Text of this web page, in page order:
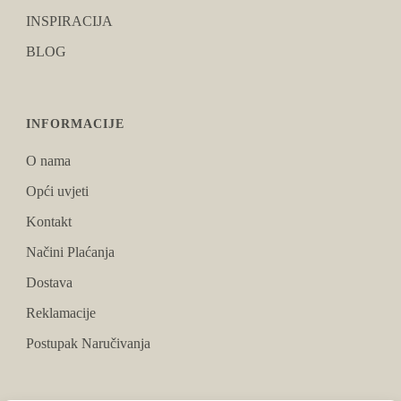
INSPIRACIJA
BLOG
INFORMACIJE
O nama
Opći uvjeti
Kontakt
Načini Plaćanja
Dostava
Reklamacije
Postupak Naručivanja